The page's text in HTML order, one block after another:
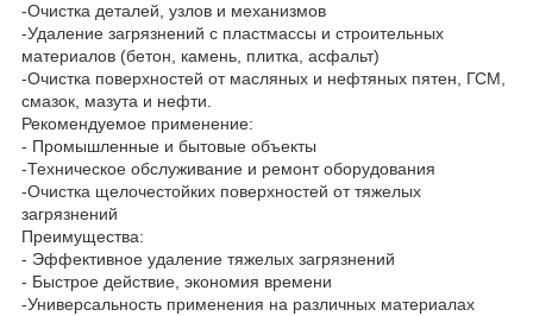
-Очистка деталей, узлов и механизмов
-Удаление загрязнений с пластмассы и строительных
материалов (бетон, камень, плитка, асфальт)
-Очистка поверхностей от масляных и нефтяных пятен, ГСМ,
смазок, мазута и нефти.
Рекомендуемое применение:
- Промышленные и бытовые объекты
-Техническое обслуживание и ремонт оборудования
-Очистка щелочестойких поверхностей от тяжелых
загрязнений
Преимущества:
- Эффективное удаление тяжелых загрязнений
- Быстрое действие, экономия времени
-Универсальность применения на различных материалах